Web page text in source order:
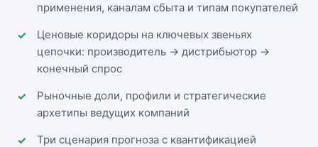
применения, каналам сбыта и типам покупателей
Ценовые коридоры на ключевых звеньях
цепочки: производитель → дистрибьютор →
конечный спрос
Рыночные доли, профили и стратегические
архетипы ведущих компаний
Три сценария прогноза с квантификацией